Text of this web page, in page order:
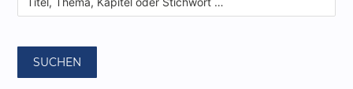
SUCHEN